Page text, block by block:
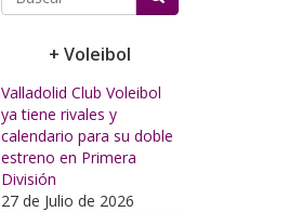
+ Voleibol
Valladolid Club Voleibol
ya tiene rivales y
calendario para su doble
estreno en Primera
División
27 de Julio de 2026